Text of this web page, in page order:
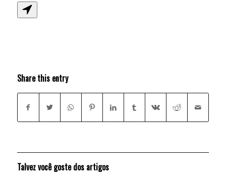
Share this entry
Talvez você goste dos artigos